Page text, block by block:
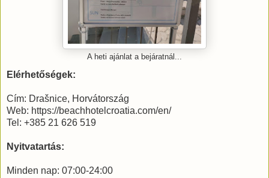
A heti ajánlat a bejáratnál...
Elérhetőségek:
Cím: Drašnice, Horvátország
Web: https://beachhotelcroatia.com/en/
Tel: +385 21 626 519
Nyitvatartás:
Minden nap: 07:00-24:00